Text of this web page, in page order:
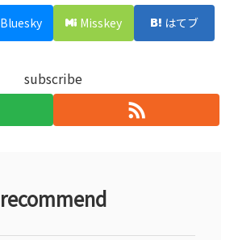
Bluesky Misskey はてブ
subscribe
recommend